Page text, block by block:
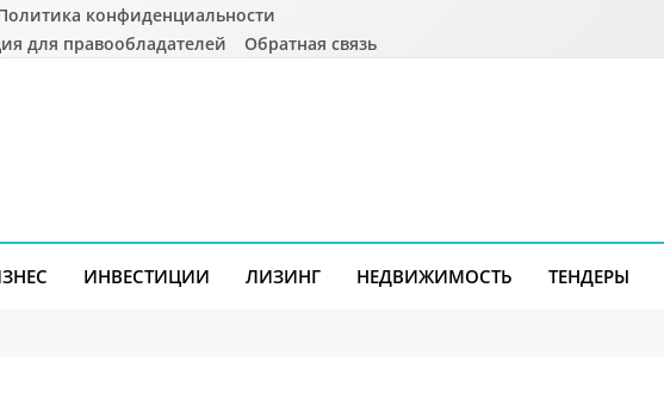
конфиденциальности
для правообладателей
Обратная связь
ИНВЕСТИЦИИ ЛИЗИНГ НЕДВИЖИМОСТЬ ТЕНДЕРЫ